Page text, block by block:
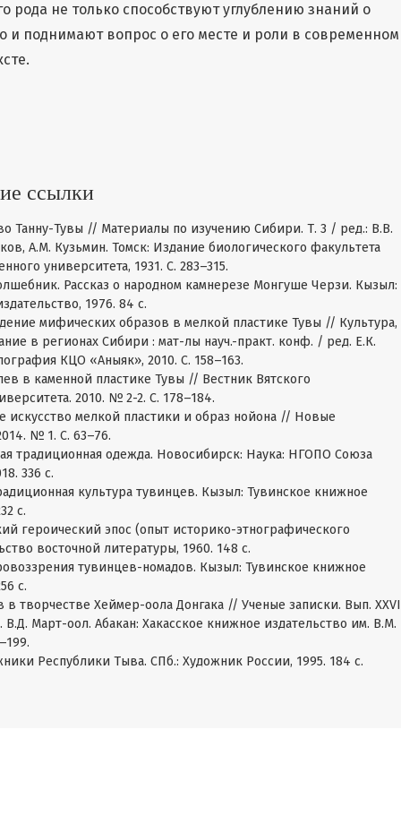
рода не только способствуют углублению знаний о
и поднимают вопрос о его месте и роли в современном
ссылки
Танну-Тувы // Материалы по изучению Сибири. Т. 3 / ред.: В.В.
А.М. Кузьмин. Томск: Издание биологического факультета
университета, 1931. С. 283–315.
Рассказ о народном камнерезе Монгуше Черзи. Кызыл:
1976. 84 с.
мифических образов в мелкой пластике Тувы // Культура,
в регионах Сибири : мат-лы науч.-практ. конф. / ред. Е.К.
КЦО «Аныяк», 2010. С. 158–163.
в каменной пластике Тувы // Вестник Вятского
2010. № 2-2. С. 178–184.
искусство мелкой пластики и образ нойона // Новые
№ 1. С. 63–76.
традиционная одежда. Новосибирск: Наука: НГОПО Союза
336 с.
культура тувинцев. Кызыл: Тувинское книжное
с.
героический эпос (опыт историко-этнографического
восточной литературы, 1960. 148 с.
тувинцев-номадов. Кызыл: Тувинское книжное
с.
в творчестве Хеймер-оола Донгака // Ученые записки. Вып. XXVI
В.Д. Март-оол. Абакан: Хакасское книжное издательство им. В.М.
Республики Тыва. СПб.: Художник России, 1995. 184 с.